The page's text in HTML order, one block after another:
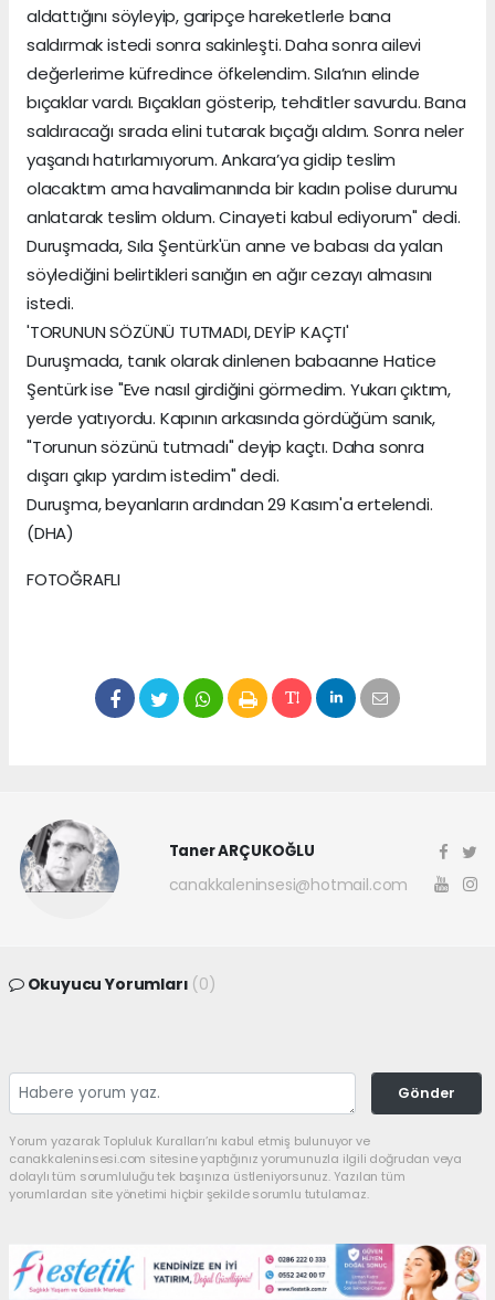
aldattığını söyleyip, garipçe hareketlerle bana
saldırmak istedi sonra sakinleşti. Daha sonra ailevi
değerlerime küfredince öfkelendim. Sıla’nın elinde
bıçaklar vardı. Bıçakları gösterip, tehditler savurdu. Bana
saldıracağı sırada elini tutarak bıçağı aldım. Sonra neler
yaşandı hatırlamıyorum. Ankara’ya gidip teslim
olacaktım ama havalimanında bir kadın polise durumu
anlatarak teslim oldum. Cinayeti kabul ediyorum" dedi.
Duruşmada, Sıla Şentürk'ün anne ve babası da yalan
söylediğini belirtikleri sanığın en ağır cezayı almasını
istedi.
'TORUNUN SÖZÜNÜ TUTMADI, DEYİP KAÇTI'
Duruşmada, tanık olarak dinlenen babaanne Hatice
Şentürk ise "Eve nasıl girdiğini görmedim. Yukarı çıktım,
yerde yatıyordu. Kapının arkasında gördüğüm sanık,
"Torunun sözünü tutmadı" deyip kaçtı. Daha sonra
dışarı çıkıp yardım istedim" dedi.
Duruşma, beyanların ardından 29 Kasım'a ertelendi.
(DHA)
FOTOĞRAFLI
Taner ARÇUKOĞLU
canakkaleninsesi@hotmail.com
Okuyucu Yorumları (0)
Gönder
Yorum yazarak Topluluk Kuralları’nı kabul etmiş bulunuyor ve
canakkaleninsesi.com sitesine yaptığınız yorumunuzla ilgili doğrudan veya
dolaylı tüm sorumluluğu tek başınıza üstleniyorsunuz. Yazılan tüm
yorumlardan site yönetimi hiçbir şekilde sorumlu tutulamaz.